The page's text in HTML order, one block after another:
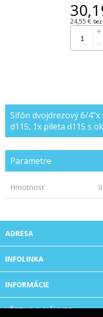
24,55 €
+
-
Sifón dvojdrezový 6/
d115, 1x pileta d115 s
Parametre
Hmotnosť
ADRESA
INFOLINKA
INFORMÁCIE
VŠETKO O NÁKUPE